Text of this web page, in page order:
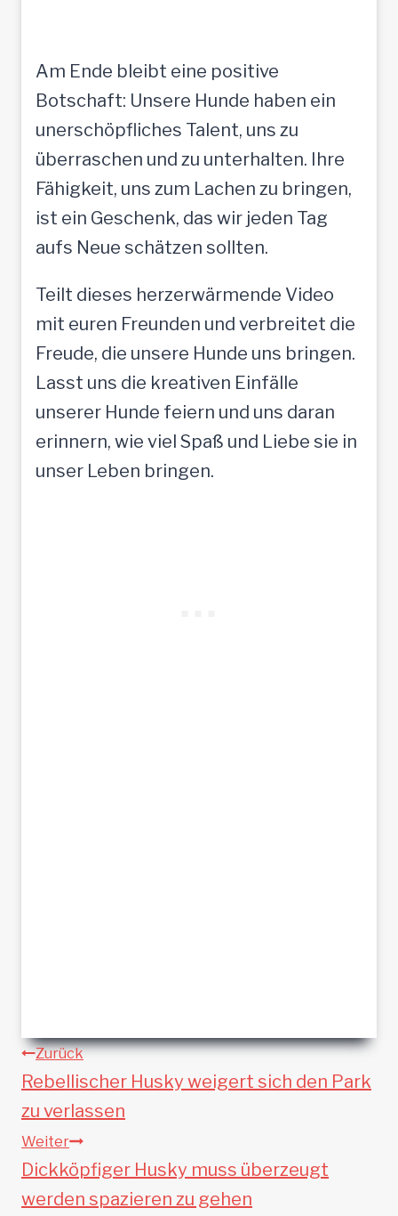
Am Ende bleibt eine positive
Botschaft: Unsere Hunde haben ein
unerschöpfliches Talent, uns zu
überraschen und zu unterhalten. Ihre
Fähigkeit, uns zum Lachen zu bringen,
ist ein Geschenk, das wir jeden Tag
aufs Neue schätzen sollten.
Teilt dieses herzerwärmende Video
mit euren Freunden und verbreitet die
Freude, die unsere Hunde uns bringen.
Lasst uns die kreativen Einfälle
unserer Hunde feiern und uns daran
erinnern, wie viel Spaß und Liebe sie in
unser Leben bringen.
Beitragsnavigation
Zurück
Rebellischer Husky weigert sich den Park
zu verlassen
Weiter
Dickköpfiger Husky muss überzeugt
werden spazieren zu gehen